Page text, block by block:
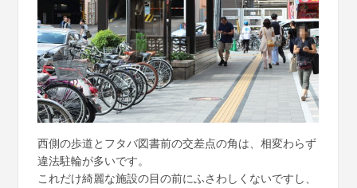
西側の歩道とフタバ図書前の交差点の角は、相変わらず
違法駐輪が多いです。
これだけ綺麗な施設の目の前にふさわしくないですし、